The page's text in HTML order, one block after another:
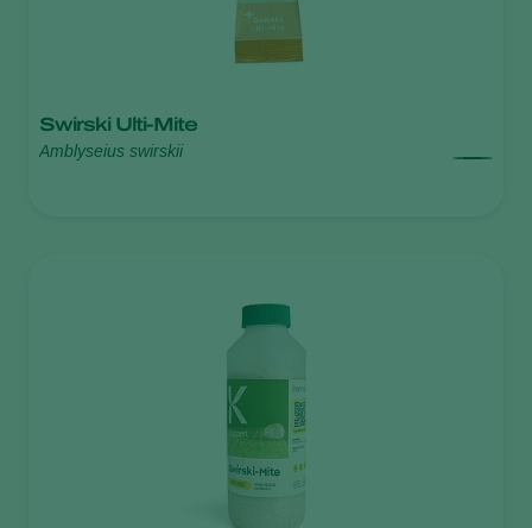
Swirski Ulti-Mite
Amblyseius swirskii